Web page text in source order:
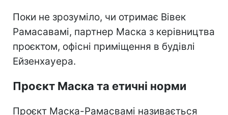
Поки не зрозуміло, чи отримає Вівек
Рамасавамі, партнер Маска з керівництва
проєктом, офісні приміщення в будівлі
Ейзенхауера.
Проєкт Маска та етичні норми
Проєкт Маска-Рамасвамі називається